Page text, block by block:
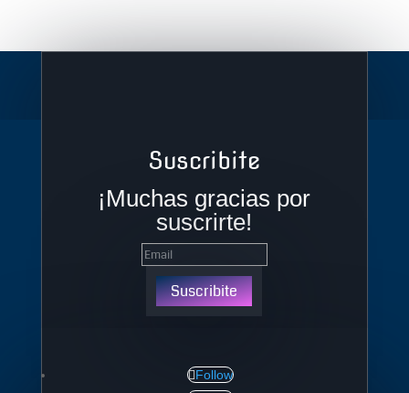
Suscribite
¡Muchas gracias por
suscrirte!
Suscribite
Follow